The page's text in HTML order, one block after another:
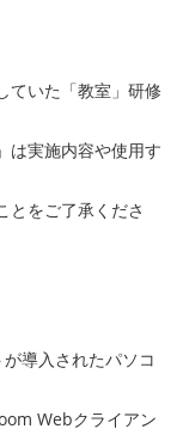
ていた「教室」研修
は実施内容や使用す
とをご了承くださ
導入されたパソコ
Webクライアン